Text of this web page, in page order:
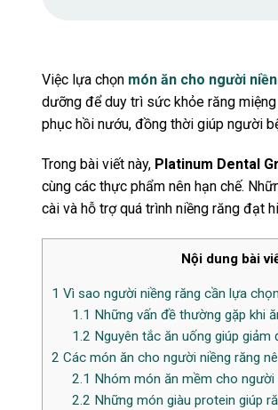
Việc lựa chọn món ăn cho người
dưỡng để duy trì sức khỏe răng
phục hồi nướu, đồng thời giúp người
Trong bài viết này, Platinum Dental
cùng các thực phẩm nên hạn chế.
cài và hỗ trợ quá trình niềng răng đạt
Nội dung bài
1 Vì sao người niềng răng cần lựa
1.1 Những vấn đề thường gặp khi
1.2 Nguyên tắc ăn uống giúp giảm
2 Các món ăn cho người niềng răng
2.1 Nhóm món ăn mềm cho người
2.2 Những món giàu protein giúp